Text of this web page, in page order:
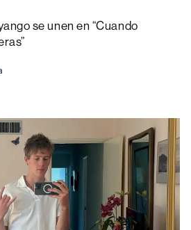
se unen en “Cuando